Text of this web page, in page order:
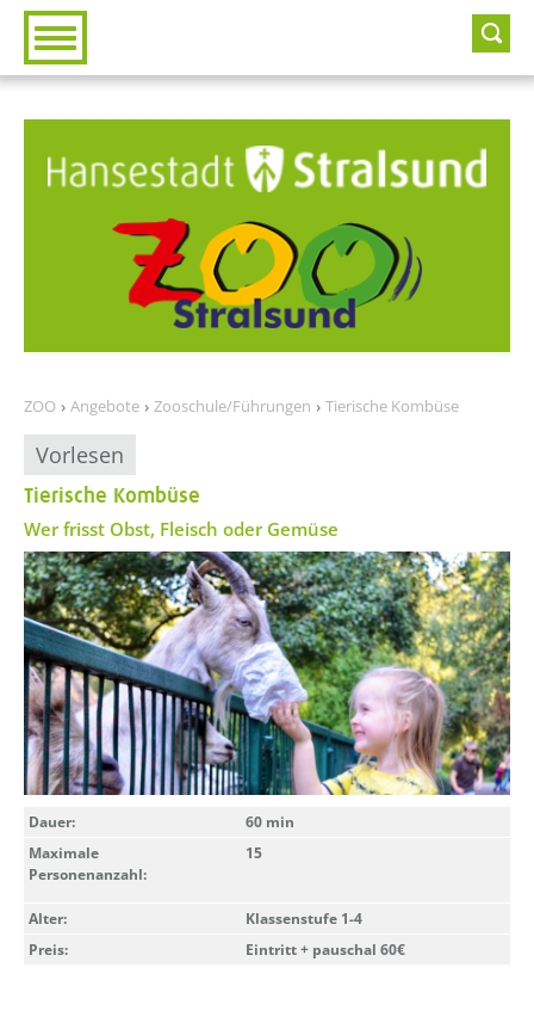
Zur Hauptnavigation
Zum Inhalt
ZOO Angebote Zooschule/Führungen Tierische Kombüse
Vorlesen
Tierische Kombüse
??? absaetzeOben[1]/titel ???
Wer frisst Obst, Fleisch oder Gemüse
Dauer:
60 min
Maximale
Personenanzahl:
15
Alter:
Klassenstufe 1-4
Preis:
Eintritt + pauschal 60€